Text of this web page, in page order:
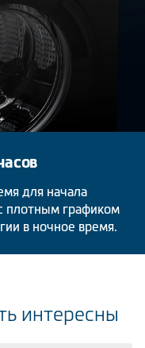
для начала
плотным графиком
в ночное время.
интересны